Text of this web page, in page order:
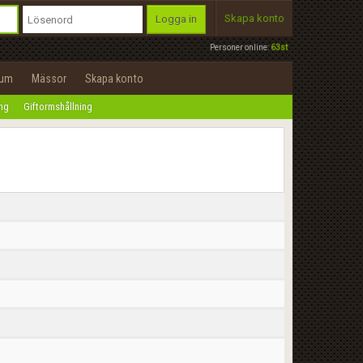
Personer online:63st
Logga in Skapa konto
Mässor Skapa konto
Giftormshållning